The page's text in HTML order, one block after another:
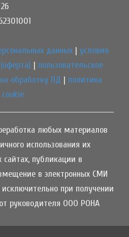
данных | условия
| пользовательское
обработку ПД | политика
любых материалов
использования их
публикации в
в электронных СМИ
при получении
руководителя ООО РОНА